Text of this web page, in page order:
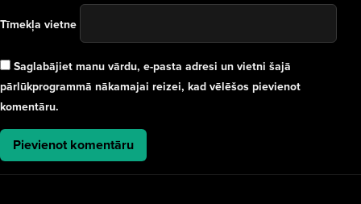
Tīmekļa vietne
Saglabājiet manu vārdu, e-pasta adresi un vietni šajā
pārlūkprogrammā nākamajai reizei, kad vēlēšos pievienot
komentāru.